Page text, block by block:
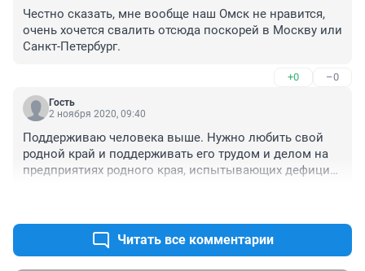
Честно сказать, мне вообще наш Омск не нравится,
очень хочется свалить отсюда поскорей в Москву или
Санкт-Петербург.
+0 –0
Гость
2 ноября 2020, 09:40
Поддерживаю человека выше. Нужно любить свой
родной край и поддерживать его трудом и делом на
предприятиях родного края, испытывающих дефицит
Читать все комментарии